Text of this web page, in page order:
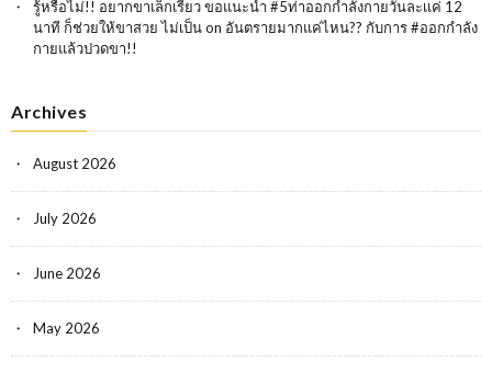
รู้หรือไม่!! อยากขาเล็กเรียว ขอแนะนำ #5ท่าออกกำลังกายวันละเเค่ 12
นาที ก็ช่วยให้ขาสวย ไม่เป็นon อันตรายมากแค่ไหน?? กับการ #ออกกำลัง
กายแล้วปวดขา!!
Archives
August 2026
July 2026
June 2026
May 2026